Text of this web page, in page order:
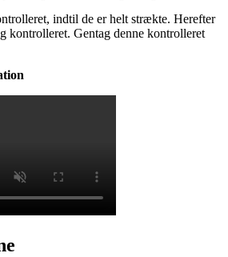
indtil de er helt strækte. Herefter
kontrolleret. Gentag denne kontrolleret